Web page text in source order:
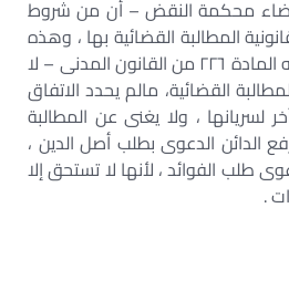
محكمة النقض – أن من شروط
المطالبة القضائية بها ، وهذه
الفوائد – على ما تقضى به المادة ٢٢٦ من القانون المدنى – لا
القضائية، مالم يحدد الاتفاق
لسريانها ، ولا يغنى عن المطالبة
الدائن الدعوى بطلب أصل الدين ،
طلب الفوائد ، لأنها لا تستحق إلا
.